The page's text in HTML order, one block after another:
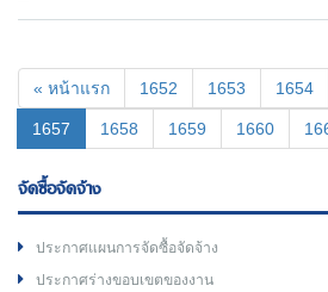
« หน้าแรก 1652 1653 1654
1657 (current)
1658 1659 1660
จัดซื้อจัดจ้าง
ประกาศแผนการจัดซื้อจัดจ้าง
ประกาศร่างขอบเขตของงาน